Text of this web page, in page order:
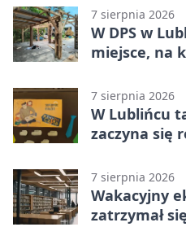
7 sierpnia 2026
W DPS w
miejsce, na
7 sierpnia 2026
W Lublińcu
zaczyna się
7 sierpnia 2026
Wakacyjny
zatrzymał